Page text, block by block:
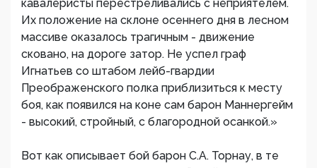
кавалеристы перестреливались с неприятелем.
Их положение на склоне осеннего дня в лесном
массиве оказалось трагичным - движение
сковано, на дороге затор. Не успел граф
Игнатьев со штабом лейб-гвардии
Преображенского полка приблизиться к месту
боя, как появился на коне сам барон Маннергейм
- высокий, стройный, с благородной осанкой.»
Вот как описывает бой барон С.А. Торнау, в те